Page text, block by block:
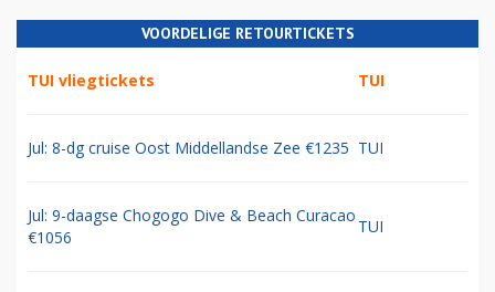
VOORDELIGE RETOURTICKETS
TUI vliegtickets TUI
Jul: 8-dg cruise Oost Middellandse Zee €1235 TUI
Jul: 9-daagse Chogogo Dive & Beach Curacao
€1056
TUI